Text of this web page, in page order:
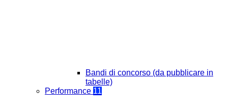
Bandi di concorso (da pubblicare in
tabelle)
Performance 11